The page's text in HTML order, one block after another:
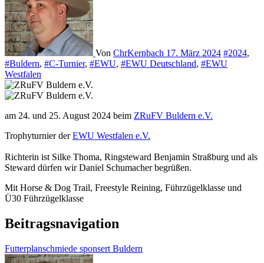
Von ChrKernbach 17. März 2024 #2024,
#Buldern, #C-Turnier, #EWU, #EWU Deutschland, #EWU
Westfalen
am 24. und 25. August 2024 beim ZRuFV Buldern e.V.
Trophyturnier derEWU Westfalen e.V.
Richterin ist Silke Thoma, Ringsteward Benjamin Straßburg und als
Steward dürfen wir Daniel Schumacher begrüßen.
Mit Horse & Dog Trail, Freestyle Reining, Führzügelklasse und
Ü30 Führzügelklasse
Beitragsnavigation
Futterplanschmiede sponsert Buldern